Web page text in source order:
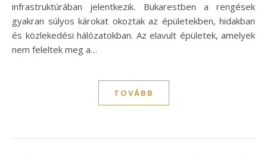
infrastruktúrában jelentkezik. Bukarestben a rengések
gyakran súlyos károkat okoztak az épületekben, hidakban
és közlekedési hálózatokban. Az elavult épületek, amelyek
nem feleltek meg a…
TOVÁBB